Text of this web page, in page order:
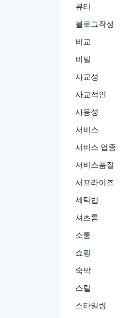
뷰티
블로그작성
비교
비밀
사교성
사교적인
사용성
서비스
서비스 업종
서비스품질
서프라이즈
세탁법
셔츠룸
소통
쇼핑
숙박
스릴
스타일링